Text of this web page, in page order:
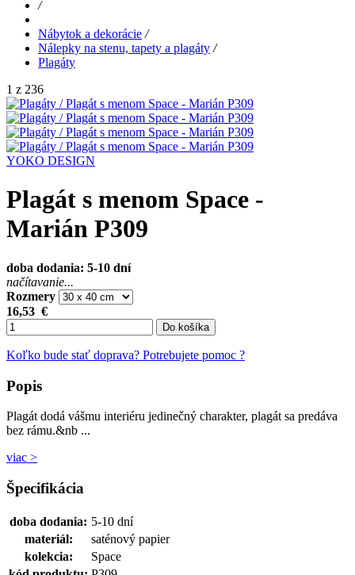
/
Nábytok a dekorácie /
Nálepky na stenu, tapety a plagáty /
Plagáty
1 z 236
YOKO DESIGN
Plagát s menom Space -
Marián P309
doba dodania: 5-10 dní
načítavanie...
Rozmery
16,53 €
Do košíka
Koľko bude stať doprava? Potrebujete pomoc ?
Popis
Plagát dodá vášmu interiéru jedinečný charakter, plagát sa predáva
bez rámu.&nb ...
viac >
Špecifikácia
doba dodania: 5-10 dní
materiál:
saténový papier
kolekcia:
Space